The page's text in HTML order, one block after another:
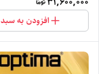
افزودن به سبد